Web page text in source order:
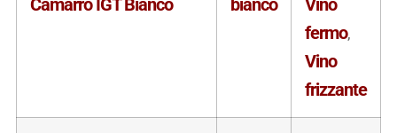
Camarro IGT Bianco bianco
Vino
fermo,
Vino
frizzante